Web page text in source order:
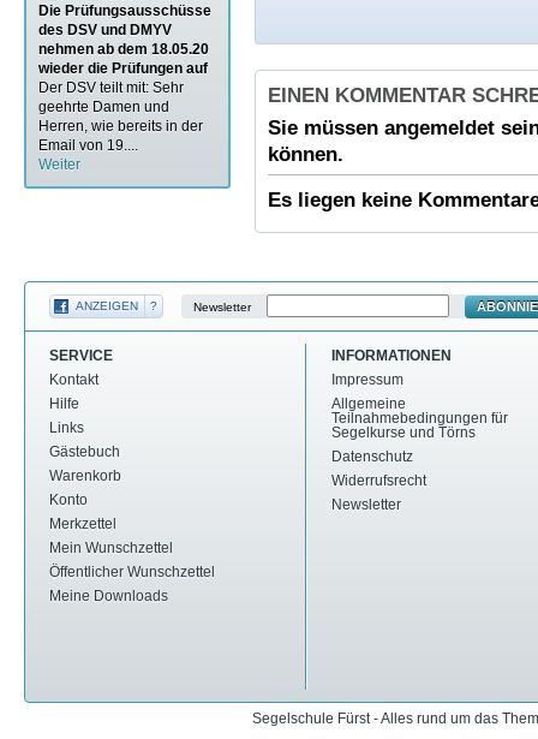
Die Prüfungsausschüsse
des DSV und DMYV
nehmen ab dem 18.05.20
wieder die Prüfungen auf
Der DSV teilt mit: Sehr
geehrte Damen und
Herren, wie bereits in der
Email von 19....
Weiter
EINEN KOMMENTAR
Sie müssen angemeldet
können.
Es liegen keine
ANZEIGEN ? Newsletter
SERVICE
Kontakt
Hilfe
Links
Gästebuch
Warenkorb
Konto
Merkzettel
Mein Wunschzettel
Öffentlicher Wunschzettel
Meine Downloads
INFORMATIONEN
Impressum
Allgemeine
Teilnahmebedingungen für
Segelkurse und Törns
Datenschutz
Widerrufsrecht
Newsletter
Segelschule Fürst - Alles rund um das